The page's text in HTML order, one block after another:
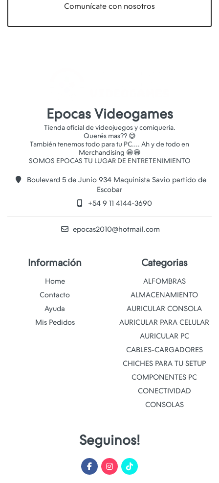
Comunícate con nosotros
Epocas Videogames
Tienda oficial de videojuegos y comiqueria.
Querés mas?? 😅
También tenemos todo para tu PC.... Ah y de todo en
Merchandising 😁😁
Boulevard 5 de Junio 934 Maquinista Savio partido de
Escobar
+54 9 11 4144-3690
epocas2010@hotmail.com
Información
Home
Contacto
Ayuda
Mis Pedidos
Categorias
ALFOMBRAS
ALMACENAMIENTO
AURICULAR CONSOLA
AURICULAR PARA CELULAR
AURICULAR PC
CABLES-CARGADORES
CHICHES PARA TU SETUP
COMPONENTES PC
CONECTIVIDAD
CONSOLAS
Seguinos!